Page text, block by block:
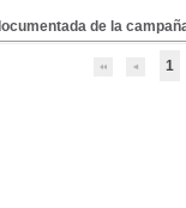
de la
1